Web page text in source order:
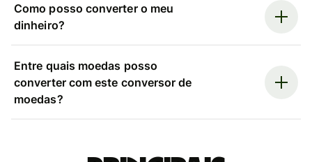
Como posso converter o meu
dinheiro?
Entre quais moedas posso
converter com este conversor de
moedas?